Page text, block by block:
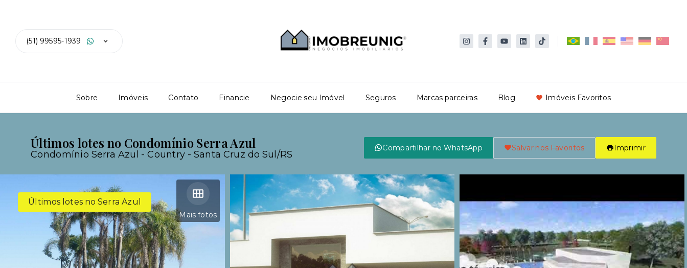
(51) 99595-1939
Sobre Imóveis Contato Financie Negocie seu Imóvel Seguros Marcas parceiras Blog Imóveis Favoritos
Últimos lotes no Condomínio Serra Azul
Condomínio Serra Azul -Country - Santa Cruz do Sul/RS
Compartilhar no WhatsApp Salvar nos Favoritos Imprimir
Mais fotos
Últimos lotes no Serra Azul